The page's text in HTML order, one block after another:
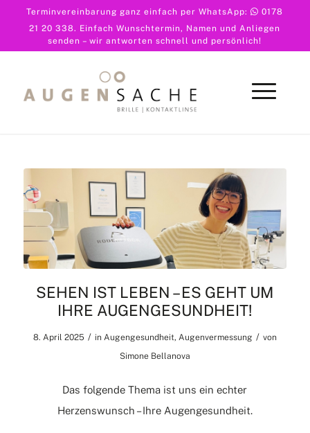
Terminvereinbarung ganz einfach per WhatsApp:
0178
21 20 338. Einfach Wunschtermin, Namen und Anliegen
senden – wir antworten schnell und persönlich!
SEHEN IST LEBEN – ES GEHT UM
IHRE AUGENGESUNDHEIT!
8. April 2025 / in Augengesundheit, Augenvermessung / von
Simone Bellanova
Das folgende Thema ist uns ein echter
Herzenswunsch – Ihre Augengesundheit.